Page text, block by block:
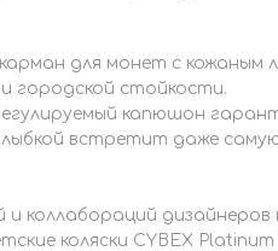
для монет с кожаным
городской стойкости.
капюшон
встретит даже
и коллабораций
коляски CYBEX